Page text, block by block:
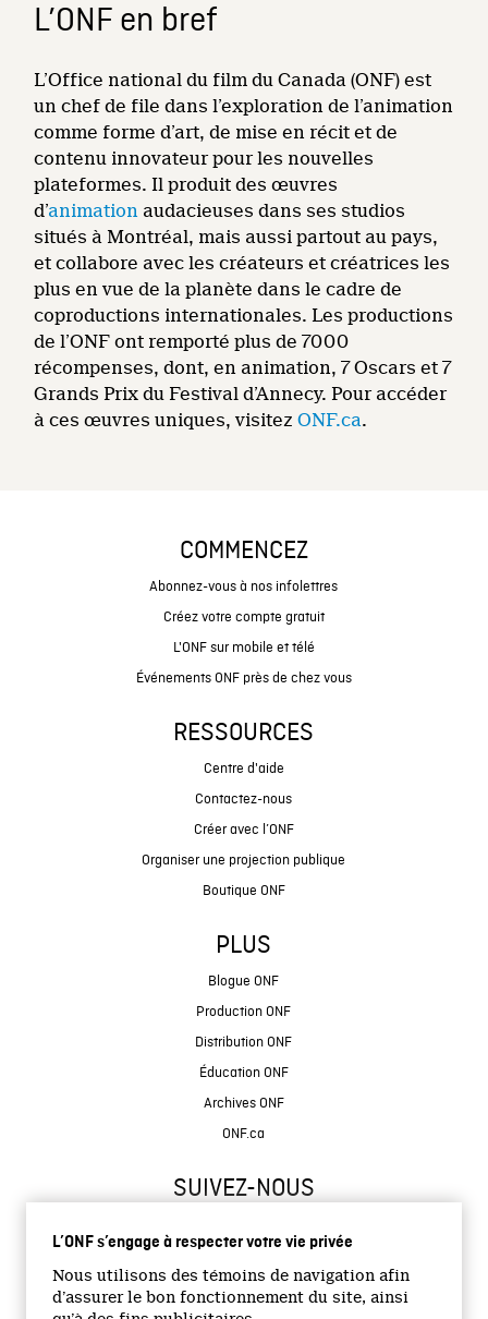
L’ONF s’engage à respecter votre vie privée
Nous utilisons des témoins de navigation afin
d’assurer le bon fonctionnement du site, ainsi
L’ONF en bref
L’Office national du film du Canada (ONF) est
un chef de file dans l’exploration de l’animation
comme forme d’art, de mise en récit et de
contenu innovateur pour les nouvelles
plateformes. Il produit des œuvres
d’animation audacieuses dans ses studios
situés à Montréal, mais aussi partout au pays,
et collabore avec les créateurs et créatrices les
plus en vue de la planète dans le cadre de
coproductions internationales. Les productions
de l’ONF ont remporté plus de 7000
récompenses, dont, en animation, 7 Oscars et 7
Grands Prix du Festival d’Annecy. Pour accéder
à ces œuvres uniques, visitezONF.ca.
COMMENCEZ
Abonnez-vous à nos infolettres
Créez votre compte gratuit
L'ONF sur mobile et télé
Événements ONF près de chez vous
RESSOURCES
Centre d'aide
Contactez-nous
Créer avec l’ONF
Organiser une projection publique
Boutique ONF
PLUS
Blogue ONF
Production ONF
Distribution ONF
Éducation ONF
Archives ONF
ONF.ca
SUIVEZ-NOUS